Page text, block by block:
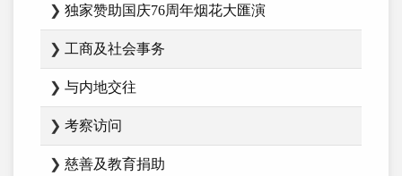
❯ 独家赞助国庆76周年烟花大匯演
❯ 工商及社会事务
❯ 与内地交往
❯ 考察访问
❯ 慈善及教育捐助